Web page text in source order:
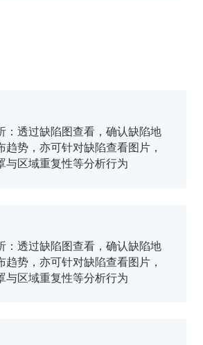
：透过缺陷图查看，确认缺陷地
趋势，亦可针对缺陷查看图片，
与区域重复性等分析行为
：透过缺陷图查看，确认缺陷地
趋势，亦可针对缺陷查看图片，
与区域重复性等分析行为